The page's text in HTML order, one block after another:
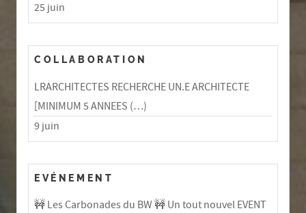
25 juin
COLLABORATION
LRARCHITECTES RECHERCHE UN.E ARCHITECTE
[MINIMUM 5 ANNEES (…)
9 juin
EVÉNEMENT
🚧 Les Carbonades du BW 🚧 Un tout nouvel EVENT